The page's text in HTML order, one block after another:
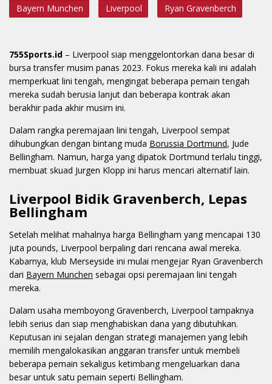
Bayern Munchen Liverpool Ryan Gravenberch
755Sports.id – Liverpool siap menggelontorkan dana besar di
bursa transfer musim panas 2023. Fokus mereka kali ini adalah
memperkuat lini tengah, mengingat beberapa pemain tengah
mereka sudah berusia lanjut dan beberapa kontrak akan
berakhir pada akhir musim ini.
Dalam rangka peremajaan lini tengah, Liverpool sempat
dihubungkan dengan bintang muda Borussia Dortmund, Jude
Bellingham. Namun, harga yang dipatok Dortmund terlalu tinggi,
membuat skuad Jurgen Klopp ini harus mencari alternatif lain.
Liverpool Bidik Gravenberch, Lepas
Bellingham
Setelah melihat mahalnya harga Bellingham yang mencapai 130
juta pounds, Liverpool berpaling dari rencana awal mereka.
Kabarnya, klub Merseyside ini mulai mengejar Ryan Gravenberch
dari Bayern Munchen sebagai opsi peremajaan lini tengah
mereka.
Dalam usaha memboyong Gravenberch, Liverpool tampaknya
lebih serius dan siap menghabiskan dana yang dibutuhkan.
Keputusan ini sejalan dengan strategi manajemen yang lebih
memilih mengalokasikan anggaran transfer untuk membeli
beberapa pemain sekaligus ketimbang mengeluarkan dana
besar untuk satu pemain seperti Bellingham.